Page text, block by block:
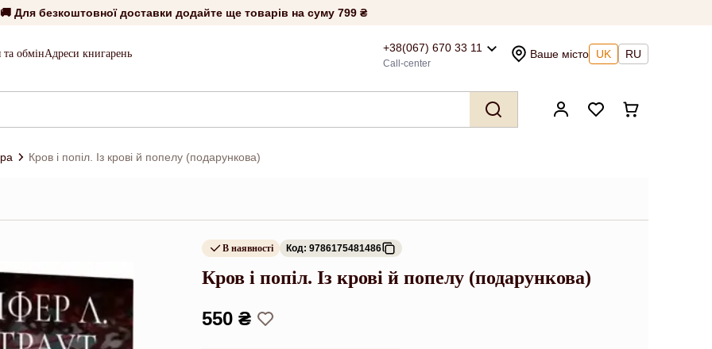
🚚 Для безкоштовної доставки додайте ще товарів на суму 799 ₴
обмінАдреси книгарень +38(067) 670 33 11
Call-center
Ваше місто UK RU
Кров і попіл. Із крові й попелу (подарункова)
В наявності Код: 9786175481486
Кров і попіл. Із крові й попелу (подарункова)
550 ₴